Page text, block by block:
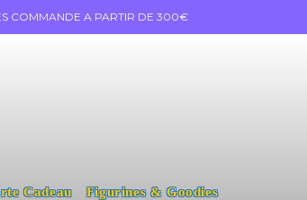
COMMANDE A PARTIR DE 300€
Cadeau Figurines & Goodies